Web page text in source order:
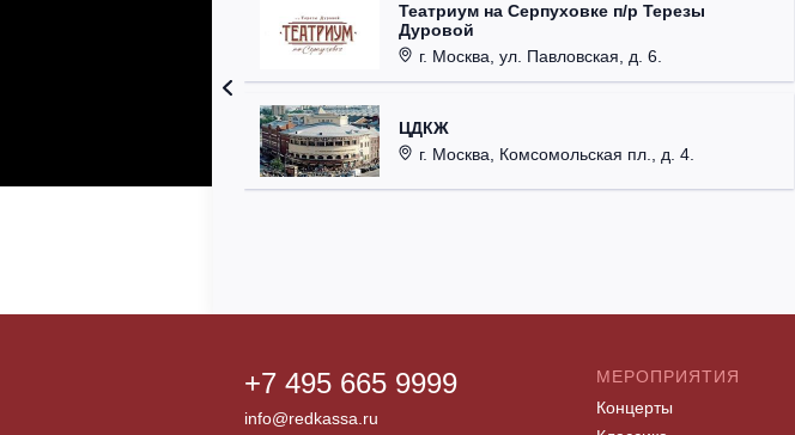
Театриум на Серпуховке п/р Терезы
Дуровой
г. Москва, ул. Павловская, д. 6.
ЦДКЖ
г. Москва, Комсомольская пл., д. 4.
+7 495 665 9999
info@redkassa.ru
МЕРОПРИЯТИЯ
Концерты